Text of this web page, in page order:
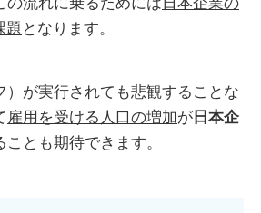
題 となります。
）が実行されても悲観することな
雇用を受ける人口の増加が 日本企
ことも期待できます。